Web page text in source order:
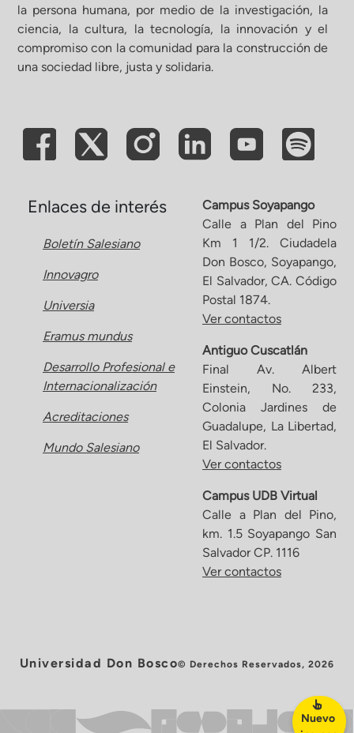
de Gestión Institucional
de Administración y Finanzas
Calidad Académica
Políticas institucionales
Acreditaciones
Boletín de noticias
Nuevo
la persona humana, por medio de la investigación, la
ciencia, la cultura, la tecnología, la innovación y el
compromiso con la comunidad para la construcción de
una sociedad libre, justa y solidaria.
Enlaces de interés
Boletín Salesiano
Innovagro
Universia
Eramus mundus
Desarrollo Profesional e
Internacionalización
Acreditaciones
Mundo Salesiano
Campus Soyapango
Calle a Plan del Pino
Km 1 1/2. Ciudadela
Don Bosco, Soyapango,
El Salvador, CA. Código
Postal 1874.
Ver contactos
Antiguo Cuscatlán
Final Av. Albert
Einstein, No. 233,
Colonia Jardines de
Guadalupe, La Libertad,
El Salvador.
Ver contactos
Campus UDB Virtual
Calle a Plan del Pino,
km. 1.5 Soyapango San
Salvador CP. 1116
Ver contactos
Universidad Don Bosco© Derechos Reservados, 2026